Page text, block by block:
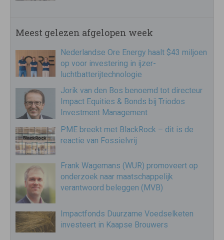
Meest gelezen afgelopen week
Nederlandse Ore Energy haalt $43 miljoen
op voor investering in ijzer-
luchtbatterijtechnologie
Jorik van den Bos benoemd tot directeur
Impact Equities & Bonds bij Triodos
Investment Management
PME breekt met BlackRock – dit is de
reactie van Fossielvrij
Frank Wagemans (WUR) promoveert op
onderzoek naar maatschappelijk
verantwoord beleggen (MVB)
Impactfonds Duurzame Voedselketen
investeert in Kaapse Brouwers